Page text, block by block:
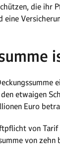
die
etwaigen
Euro
von
von zehn